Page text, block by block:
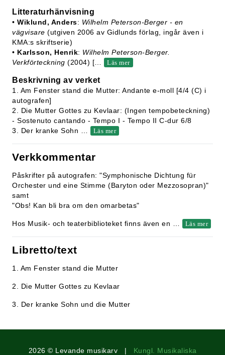
Litteraturhänvisning
• Wiklund, Anders: Wilhelm Peterson-Berger - en
vägvisare (utgiven 2006 av Gidlunds förlag, ingår även i
KMA:s skriftserie)
• Karlsson, Henrik: Wilhelm Peterson-Berger.
Verkförteckning (2004) [ Läs mer
Beskrivning av verket
1. Am Fenster stand die Mutter: Andante e-moll [4/4 (C) i
autografen]
2. Die Mutter Gottes zu Kevlaar: (Ingen tempobeteckning)
- Sostenuto cantando - Tempo I - Tempo II C-dur 6/8
3. Der kranke Sohn
Läs mer
Verkkommentar
Påskrifter på autografen: "Symphonische Dichtung für
Orchester und eine Stimme (Baryton oder Mezzosopran)"
samt
"Obs! Kan bli bra om den omarbetas"
Hos Musik- och teaterbiblioteket finns även en Läs mer
Libretto/text
1. Am Fenster stand die Mutter
2. Die Mutter Gottes zu Kevlaar
3. Der kranke Sohn und die Mutter
2026 © Levande musikarv | Kungl. Musikaliska